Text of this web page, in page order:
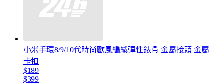
小米手環8/9/10代時尚歐風編織彈性錶帶 金屬接頭 金屬
卡扣
$189
$399